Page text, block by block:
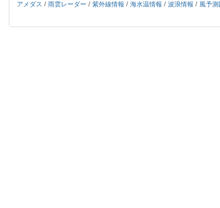
アメダス / 雨雲レーダー / 紫外線情報 / 海水温情報 / 波浪情報 / 風予測